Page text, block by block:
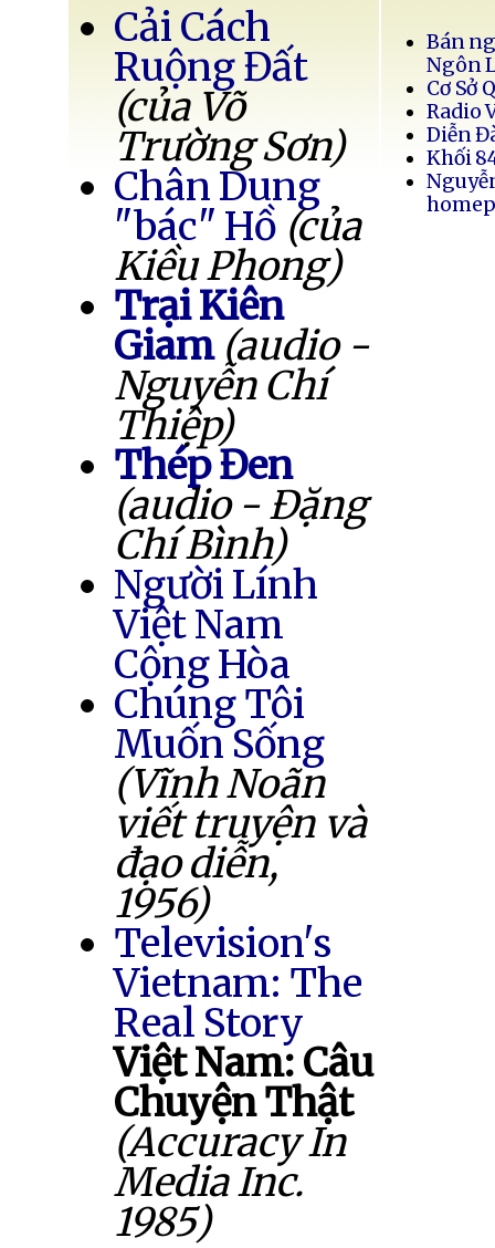
Cải Cách
Ruộng Đất
(của Võ
Trường Sơn)
Chân Dung
"bác" Hồ (của
Kiều Phong)
Trại Kiên
Giam (audio -
Nguyễn Chí
Thiệp)
Thép Đen
(audio - Đặng
Chí Bình)
Người Lính
Việt Nam
Cộng Hòa
Chúng Tôi
Muốn Sống
(Vĩnh Noãn
viết truyện và
đạo diễn,
1956)
Television's
Vietnam: The
Real Story
Việt Nam: Câu
Chuyện Thật
(Accuracy In
Media Inc.
1985)
Bán
Ngôn
Cơ Sở
Radio
Diễn
Khối